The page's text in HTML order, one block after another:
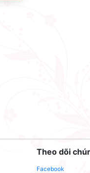
Theo dõi
Facebook